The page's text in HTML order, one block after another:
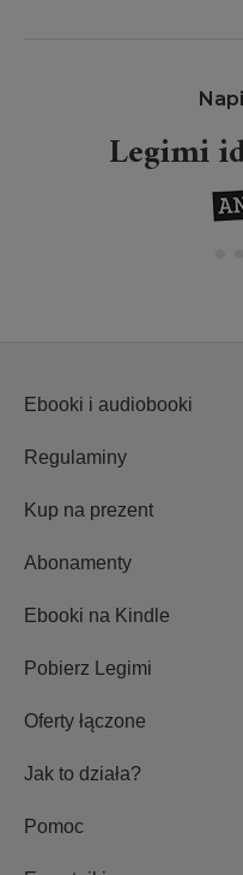
Legimi
Ebooki i audiobooki
Regulaminy
Kup na prezent
Abonamenty
Ebooki na Kindle
Pobierz Legimi
Oferty łączone
Jak to działa?
Pomoc